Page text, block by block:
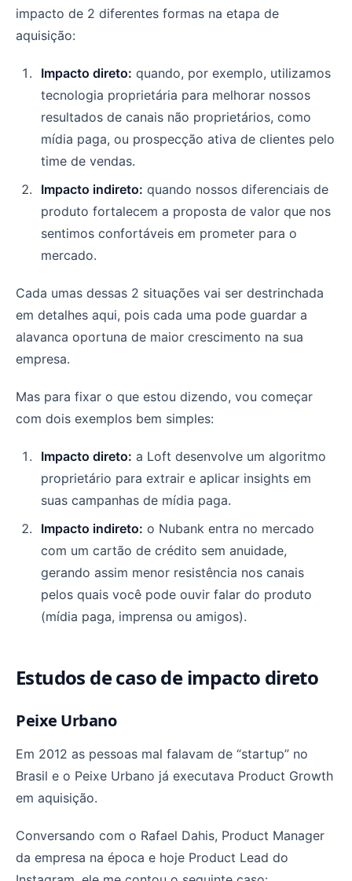
impacto de 2 diferentes formas na etapa de
aquisição:
Impacto direto: quando, por exemplo, utilizamos
tecnologia proprietária para melhorar nossos
resultados de canais não proprietários, como
mídia paga, ou prospecção ativa de clientes pelo
time de vendas.
Impacto indireto: quando nossos diferenciais de
produto fortalecem a proposta de valor que nos
sentimos confortáveis em prometer para o
mercado.
Cada umas dessas 2 situações vai ser destrinchada
em detalhes aqui, pois cada uma pode guardar a
alavanca oportuna de maior crescimento na sua
empresa.
Mas para fixar o que estou dizendo, vou começar
com dois exemplos bem simples:
Impacto direto: a Loft desenvolve um algoritmo
proprietário para extrair e aplicar insights em
suas campanhas de mídia paga.
Impacto indireto: o Nubank entra no mercado
com um cartão de crédito sem anuidade,
gerando assim menor resistência nos canais
pelos quais você pode ouvir falar do produto
(mídia paga, imprensa ou amigos).
Estudos de caso de impacto direto
Peixe Urbano
Em 2012 as pessoas mal falavam de “startup” no
Brasil e o Peixe Urbano já executava Product Growth
em aquisição.
Conversando com o Rafael Dahis, Product Manager
da empresa na época e hoje Product Lead do